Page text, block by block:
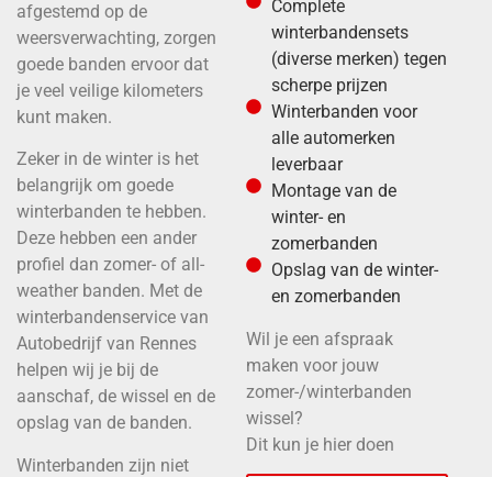
afgestemd op de
weersverwachting, zorgen
goede banden ervoor dat
je veel veilige kilometers
kunt maken.
Zeker in de winter is het
belangrijk om goede
winterbanden te hebben.
Deze hebben een ander
profiel dan zomer- of all-
weather banden. Met de
winterbandenservice van
Autobedrijf van Rennes
helpen wij je bij de
aanschaf, de wissel en de
opslag van de banden.
Winterbanden zijn niet
Complete
winterbandensets
(diverse merken) tegen
scherpe prijzen
Winterbanden voor
alle automerken
leverbaar
Montage van de
winter- en
zomerbanden
Opslag van de winter-
en zomerbanden
Wil je een afspraak
maken voor jouw
zomer-/winterbanden
wissel?
Dit kun je hier doen